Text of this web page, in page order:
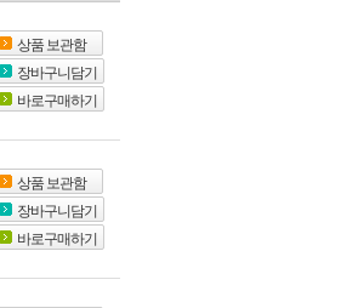
상품 보관함
장바구니담기
바로구매하기
상품 보관함
장바구니담기
바로구매하기